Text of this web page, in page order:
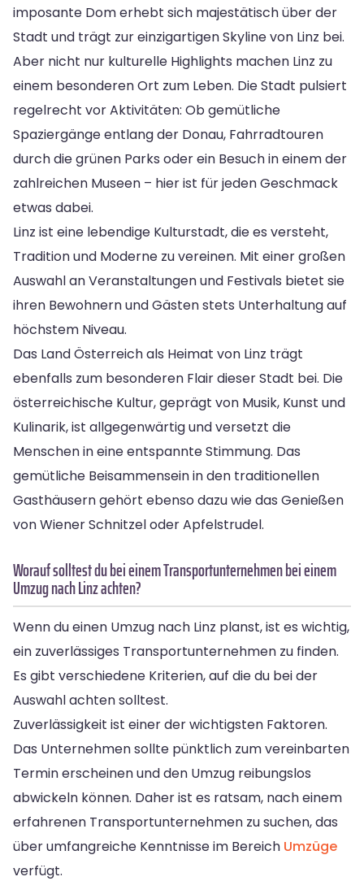
imposante Dom erhebt sich majestätisch über der
Stadt und trägt zur einzigartigen Skyline von Linz bei.
Aber nicht nur kulturelle Highlights machen Linz zu
einem besonderen Ort zum Leben. Die Stadt pulsiert
regelrecht vor Aktivitäten: Ob gemütliche
Spaziergänge entlang der Donau, Fahrradtouren
durch die grünen Parks oder ein Besuch in einem der
zahlreichen Museen – hier ist für jeden Geschmack
etwas dabei.
Linz ist eine lebendige Kulturstadt, die es versteht,
Tradition und Moderne zu vereinen. Mit einer großen
Auswahl an Veranstaltungen und Festivals bietet sie
ihren Bewohnern und Gästen stets Unterhaltung auf
höchstem Niveau.
Das Land Österreich als Heimat von Linz trägt
ebenfalls zum besonderen Flair dieser Stadt bei. Die
österreichische Kultur, geprägt von Musik, Kunst und
Kulinarik, ist allgegenwärtig und versetzt die
Menschen in eine entspannte Stimmung. Das
gemütliche Beisammensein in den traditionellen
Gasthäusern gehört ebenso dazu wie das Genießen
von Wiener Schnitzel oder Apfelstrudel.
Worauf solltest du bei einem Transportunternehmen bei einem
Umzug nach Linz achten?
Wenn du einen Umzug nach Linz planst, ist es wichtig,
ein zuverlässiges Transportunternehmen zu finden.
Es gibt verschiedene Kriterien, auf die du bei der
Auswahl achten solltest.
Zuverlässigkeit ist einer der wichtigsten Faktoren.
Das Unternehmen sollte pünktlich zum vereinbarten
Termin erscheinen und den Umzug reibungslos
abwickeln können. Daher ist es ratsam, nach einem
erfahrenen Transportunternehmen zu suchen, das
über umfangreiche Kenntnisse im Bereich Umzüge
verfügt.